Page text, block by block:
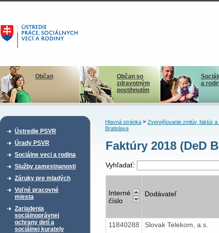
Občan
Občan so
zdravotným
postihnutím
a
Ústredie PSVR
Úrady PSVR
Sociálne veci a rodina
Služby zamestnanosti
Záruky pre mladých
Voľné pracovné
miesta
Zariadenia
sociálnoprávnej
ochrany detí a
sociálnej kurately
Hlavná stránka> Zverejňovanie zmlúv, faktúr a
Bratislava
Faktúry 2018 (DeD
Vyhľadať:
Interné
číslo
Dodávateľ
11840288 Slovak Telekom, a.s.